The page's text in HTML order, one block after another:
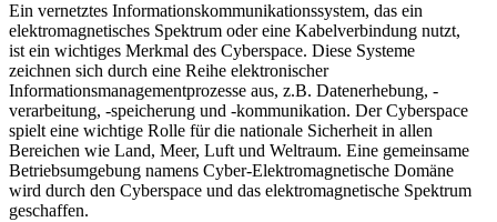
Ein vernetztes Informationskommunikationssystem, das ein
elektromagnetisches Spektrum oder eine Kabelverbindung nutzt,
ist ein wichtiges Merkmal des Cyberspace. Diese Systeme
zeichnen sich durch eine Reihe elektronischer
Informationsmanagementprozesse aus, z.B. Datenerhebung, -
verarbeitung, -speicherung und -kommunikation. Der Cyberspace
spielt eine wichtige Rolle für die nationale Sicherheit in allen
Bereichen wie Land, Meer, Luft und Weltraum. Eine gemeinsame
Betriebsumgebung namens Cyber-Elektromagnetische Domäne
wird durch den Cyberspace und das elektromagnetische Spektrum
geschaffen.